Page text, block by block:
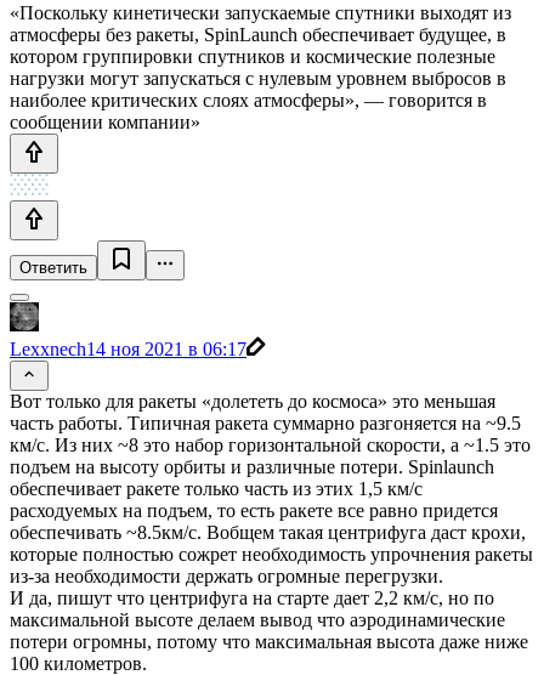
«Поскольку кинетически запускаемые спутники выходят из
атмосферы без ракеты, SpinLaunch обеспечивает будущее, в
котором группировки спутников и космические полезные
нагрузки могут запускаться с нулевым уровнем выбросов в
наиболее критических слоях атмосферы», — говорится в
сообщении компании»
Ответить
Lexxnech14 ноя 2021 в 06:17
Вот только для ракеты «долететь до космоса» это меньшая
часть работы. Типичная ракета суммарно разгоняется на ~9.5
км/c. Из них ~8 это набор горизонтальной скорости, а ~1.5 это
подъем на высоту орбиты и различные потери. Spinlaunch
обеспечивает ракете только часть из этих 1,5 км/c
расходуемых на подъем, то есть ракете все равно придется
обеспечивать ~8.5км/c. Вобщем такая центрифуга даст крохи,
которые полностью сожрет необходимость упрочнения ракеты
из-за необходимости держать огромные перегрузки.
И да, пишут что центрифуга на старте дает 2,2 км/c, но по
максимальной высоте делаем вывод что аэродинамические
потери огромны, потому что максимальная высота даже ниже
100 километров.